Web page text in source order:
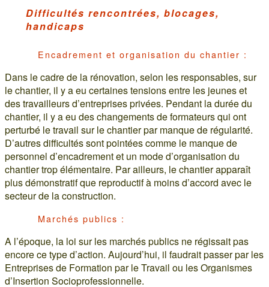
Difficultés rencontrées, blocages,
handicaps
Encadrement et organisation du chantier :
Dans le cadre de la rénovation, selon les responsables, sur
le chantier, il y a eu certaines tensions entre les jeunes et
des travailleurs d’entreprises privées. Pendant la durée du
chantier, il y a eu des changements de formateurs qui ont
perturbé le travail sur le chantier par manque de régularité.
D’autres difficultés sont pointées comme le manque de
personnel d’encadrement et un mode d’organisation du
chantier trop élémentaire. Par ailleurs, le chantier apparaît
plus démonstratif que reproductif à moins d’accord avec le
secteur de la construction.
Marchés publics :
A l’époque, la loi sur les marchés publics ne régissait pas
encore ce type d’action. Aujourd’hui, il faudrait passer par les
Entreprises de Formation par le Travail ou les Organismes
d’Insertion Socioprofessionnelle.